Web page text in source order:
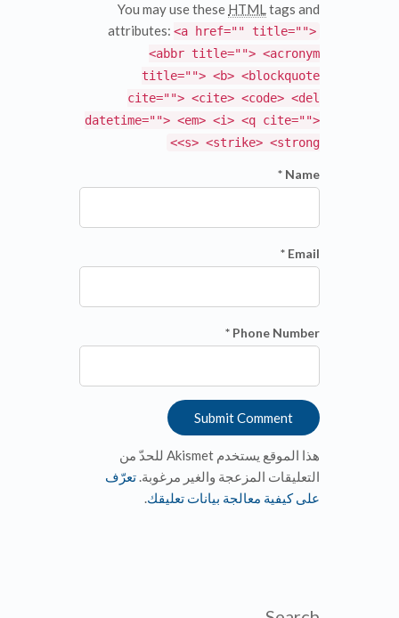
You may use theseHTMLtags and
attributes:<a href="" title="">
<abbr title=""> <acronym
title=""> <b> <blockquote
cite=""> <cite> <code> <del
datetime=""> <em> <i> <q cite="">
<s> <strike> <strong>
Phone Number *
هذا الموقع يستخدم Akismet للحدّ من
التعليقات المزعجة والغير مرغوبة.تعرّف
على كيفية معالجة بيانات تعليقك.